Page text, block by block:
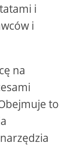
i
i
na
to